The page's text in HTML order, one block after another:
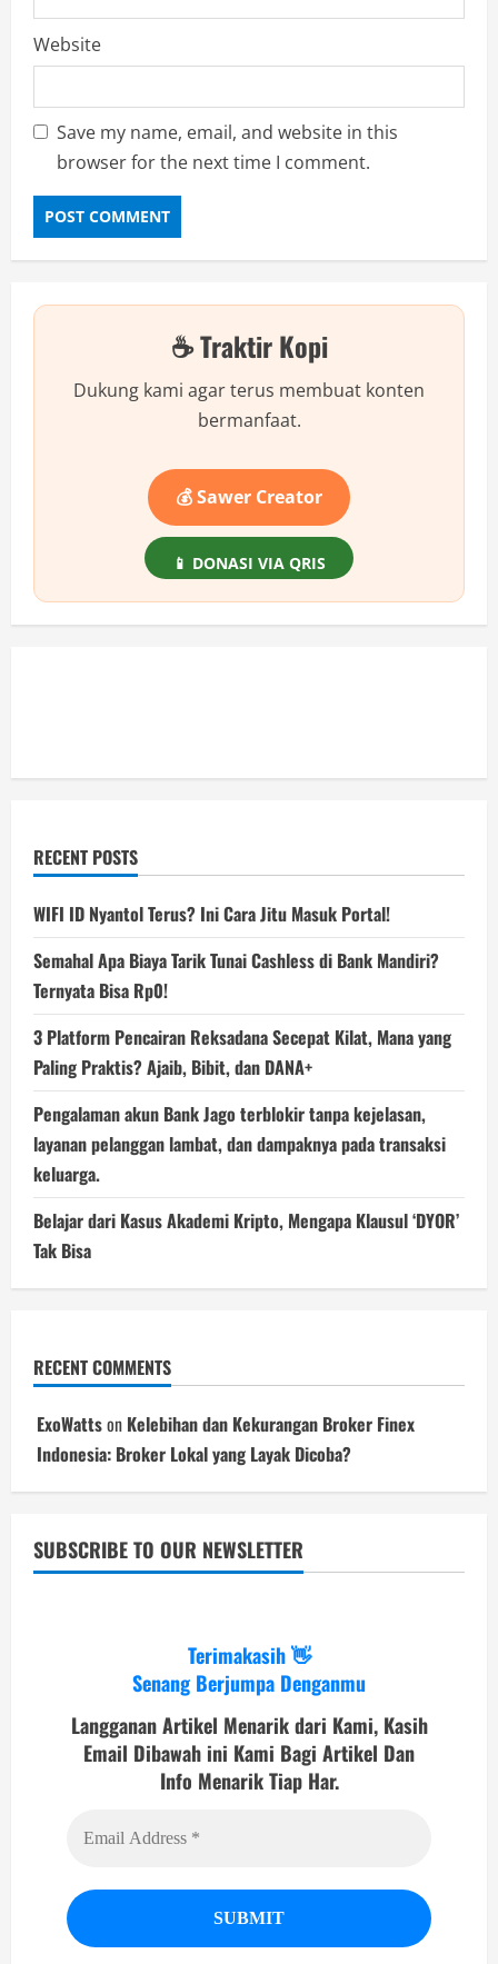
Website
Save my name, email, and website in this
browser for the next time I comment.
☕ Traktir Kopi
Dukung kami agar terus membuat konten
bermanfaat.
💰 Sawer Creator
📱 DONASI VIA QRIS
RECENT POSTS
WIFI ID Nyantol Terus? Ini Cara Jitu Masuk Portal!
Semahal Apa Biaya Tarik Tunai Cashless di Bank Mandiri?
Ternyata Bisa Rp0!
3 Platform Pencairan Reksadana Secepat Kilat, Mana yang
Paling Praktis? Ajaib, Bibit, dan DANA+
Pengalaman akun Bank Jago terblokir tanpa kejelasan,
layanan pelanggan lambat, dan dampaknya pada transaksi
keluarga.
Belajar dari Kasus Akademi Kripto, Mengapa Klausul ‘DYOR’
Tak Bisa
RECENT COMMENTS
ExoWattson Kelebihan dan Kekurangan Broker Finex
Indonesia: Broker Lokal yang Layak Dicoba?
SUBSCRIBE TO OUR NEWSLETTER
Terimakasih 👋
Senang Berjumpa Denganmu
Langganan Artikel Menarik dari Kami, Kasih
Email Dibawah ini Kami Bagi Artikel Dan
Info Menarik Tiap Har.